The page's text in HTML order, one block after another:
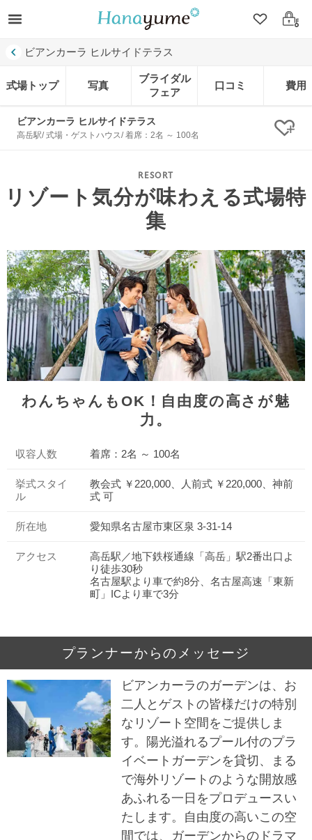
クリップ
ログ
ビアンカーラ ヒルサイドテラス
式場トップ 写真
ブライダル
フェア
口コミ 費用
ビアンカーラ ヒルサイドテラス
高岳駅/ 式場・ゲストハウス/ 着席：2名 ～ 100名 ク
リゾート気分が味わえる式場特
集
わんちゃんもOK！自由度の高さが魅
力。
収容人数 着席：2名 ～ 100名
挙式スタイ
ル
教会式 ￥220,000、人前式 ￥220,000、神前
式 可
所在地 愛知県名古屋市東区泉 3-31-14
アクセス
高岳駅／地下鉄桜通線「高岳」駅2番出口よ
り徒歩30秒
名古屋駅より車で約8分、名古屋高速「東新
町」ICより車で3分
プランナーからのメッセージ
ビアンカーラのガーデンは、お
二人とゲストの皆様だけの特別
なリゾート空間をご提供しま
す。陽光溢れるプール付のプラ
イベートガーデンを貸切、まる
で海外リゾートのような開放感
あふれる一日をプロデュースい
たします。自由度の高いこの空
間では、ガーデンからのドラマ